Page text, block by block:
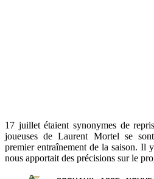
17 juillet étaient synonymes de
joueuses de Laurent Mortel se
premier entraînement de la saison. Il
nous apportait des précisions sur le